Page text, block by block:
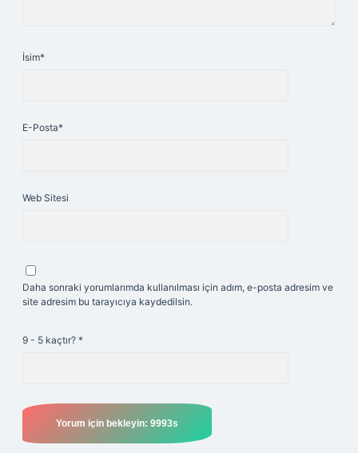
İsim*
E-Posta*
Web Sitesi
Daha sonraki yorumlarımda kullanılması için adım, e-posta adresim ve
site adresim bu tarayıcıya kaydedilsin.
9 - 5 kaçtır? *